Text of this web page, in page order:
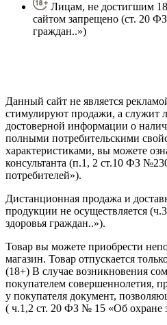
Лицам, не достигшим
сайтом запрещено (ст. 20
граждан..»)
Данный сайт не является
стимулируют продажи, а служит
достоверной информации о
полными потребительскими
характеристиками, вы можете
консультанта (п.1, 2 ст.10 ФЗ
потребителей»).
Дистанционная продажа и
продукции не осуществляется
здоровья граждан..»).
Товар вы можете приобрести
магазин. Товар отпускается
(18+) В случае возникновения
покупателем совершеннолетия,
у покупателя документ,
( ч.1,2 ст. 20 ФЗ № 15 «Об охране